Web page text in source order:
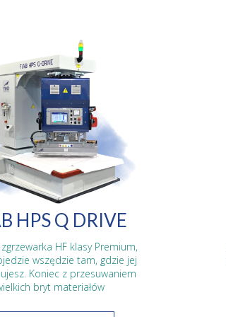
HPS Q DRIVE
HF klasy Premium,
wszędzie tam, gdzie jej
Koniec z przesuwaniem
bryt materiałów